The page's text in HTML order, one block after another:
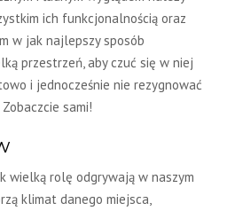
ich funkcjonalnością oraz
w jak najlepszy sposób
przestrzeń, aby czuć się w niej
i jednocześnie nie rezygnować
sami!
wielką rolę odgrywają w naszym
klimat danego miejsca,